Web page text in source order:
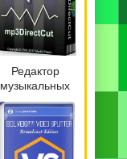
Редактор
музыкальных
файлов
mp3DirectCut
2.40